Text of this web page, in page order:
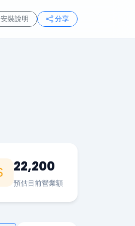
安裝說明 分享
22,200
預估目前營業額